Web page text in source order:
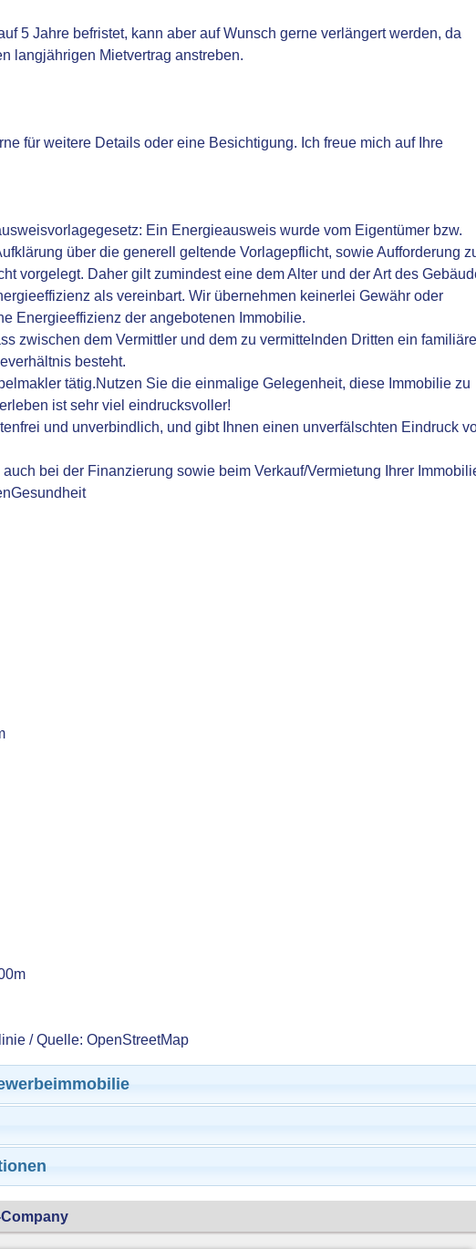
5 Jahre befristet, kann aber auf Wunsch gerne verlängert werden, da
langjährigen Mietvertrag anstreben.
für weitere Details oder eine Besichtigung. Ich freue mich auf Ihre
Ein Energieausweis wurde vom Eigentümer bzw.
über die generell geltende Vorlagepflicht, sowie Aufforderung
vorgelegt. Daher gilt zumindest eine dem Alter und der Art des
als vereinbart. Wir übernehmen keinerlei Gewähr oder
Energieeffizienz der angebotenen Immobilie.
zwischen dem Vermittler und dem zu vermittelnden Dritten ein
besteht.
tätig.Nutzen Sie die einmalige Gelegenheit, diese Immobilie zu
ist sehr viel eindrucksvoller!
und unverbindlich, und gibt Ihnen einen unverfälschten Eindruck
bei der Finanzierung sowie beim Verkauf/Vermietung Ihrer
/ Quelle: OpenStreetMap